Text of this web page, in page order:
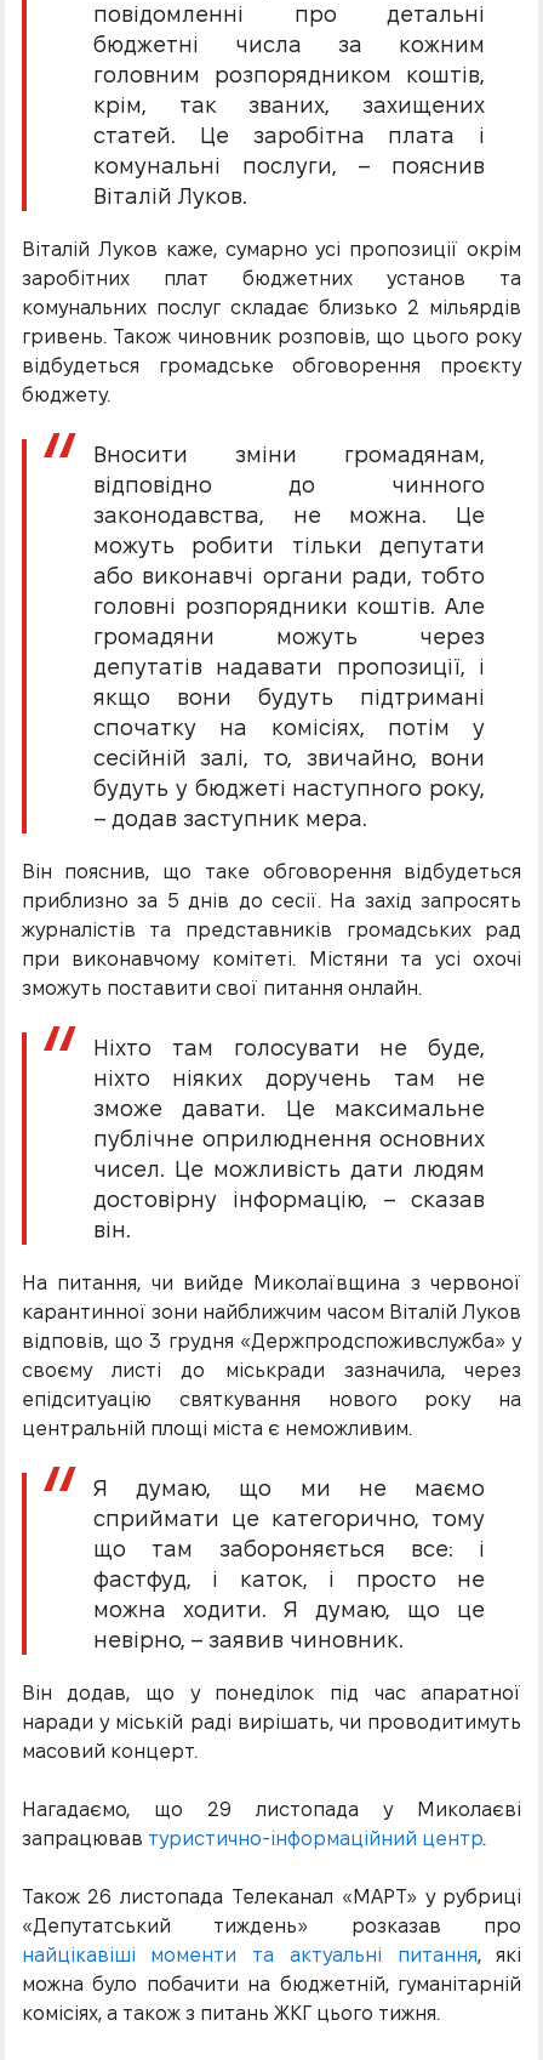
повідомленні про детальні
бюджетні числа за кожним
головним розпорядником коштів,
крім, так званих, захищених
статей. Це заробітна плата і
комунальні послуги, – пояснив
Віталій Луков.
Віталій Луков каже, сумарно усі пропозиції окрім
заробітних плат бюджетних установ та
комунальних послуг складає близько 2 мільярдів
гривень. Також чиновник розповів, що цього року
відбудеться громадське обговорення проєкту
бюджету.
Вносити зміни громадянам,
відповідно до чинного
законодавства, не можна. Це
можуть робити тільки депутати
або виконавчі органи ради, тобто
головні розпорядники коштів. Але
громадяни можуть через
депутатів надавати пропозиції, і
якщо вони будуть підтримані
спочатку на комісіях, потім у
сесійній залі, то, звичайно, вони
будуть у бюджеті наступного року,
– додав заступник мера.
Він пояснив, що таке обговорення відбудеться
приблизно за 5 днів до сесії. На захід запросять
журналістів та представників громадських рад
при виконавчому комітеті. Містяни та усі охочі
зможуть поставити свої питання онлайн.
Ніхто там голосувати не буде,
ніхто ніяких доручень там не
зможе давати. Це максимальне
публічне оприлюднення основних
чисел. Це можливість дати людям
достовірну інформацію, – сказав
він.
На питання, чи вийде Миколаївщина з червоної
карантинної зони найближчим часом Віталій Луков
відповів, що 3 грудня «Держпродспоживслужба» у
своєму листі до міськради зазначила, через
епідситуацію святкування нового року на
центральній площі міста є неможливим.
Я думаю, що ми не маємо
сприймати це категорично, тому
що там забороняється все: і
фастфуд, і каток, і просто не
можна ходити. Я думаю, що це
невірно, – заявив чиновник.
Він додав, що у понеділок під час апаратної
наради у міській раді вирішать, чи проводитимуть
масовий концерт.
Нагадаємо, що 29 листопада у Миколаєві
запрацював туристично-інформаційний центр.
Також 26 листопада Телеканал «МАРТ» у рубриці
«Депутатський тиждень» розказав про
найцікавіші моменти та актуальні питання, які
можна було побачити на бюджетній, гуманітарній
комісіях, а також з питань ЖКГ цього тижня.